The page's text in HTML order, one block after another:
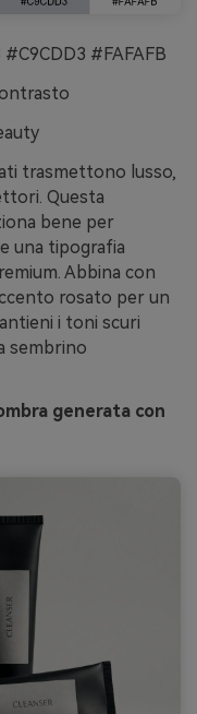
#FAFAFB
trasmettono lusso,
Questa
bene per
una tipografia
Abbina con
rosato per un
i toni scuri
sembrino
generata con